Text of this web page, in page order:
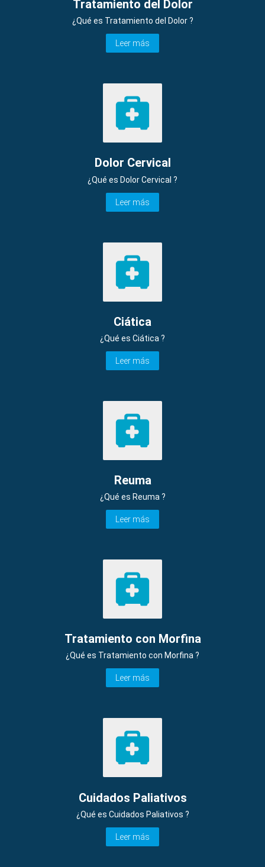
Tratamiento del Dolor
¿Qué es Tratamiento del Dolor ?
Leer más
Dolor Cervical
¿Qué es Dolor Cervical ?
Leer más
Ciática
¿Qué es Ciática ?
Leer más
Reuma
¿Qué es Reuma ?
Leer más
Tratamiento con Morfina
¿Qué es Tratamiento con Morfina ?
Leer más
Cuidados Paliativos
¿Qué es Cuidados Paliativos ?
Leer más